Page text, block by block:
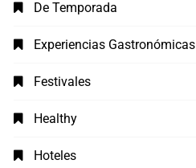
De Temporada
Experiencias Gastronómicas
Festivales
Healthy
Hoteles